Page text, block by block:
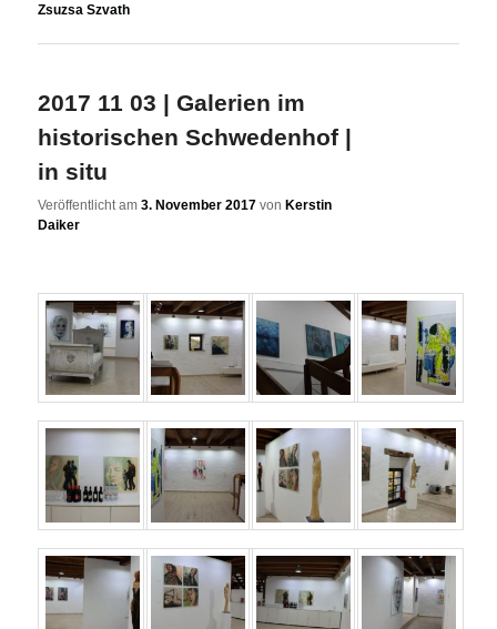
Zsuzsa Szvath
2017 11 03 | Galerien im
historischen Schwedenhof |
in situ
Veröffentlicht am3. November 2017 vonKerstin
Daiker